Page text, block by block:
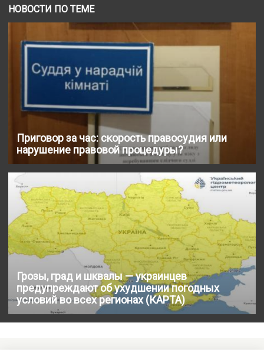
НОВОСТИ ПО ТЕМЕ
Приговор за час: скорость правосудия или
нарушение правовой процедуры?
Грозы, град и шквалы — украинцев
предупреждают об ухудшении погодных
условий во всех регионах (КАРТА)